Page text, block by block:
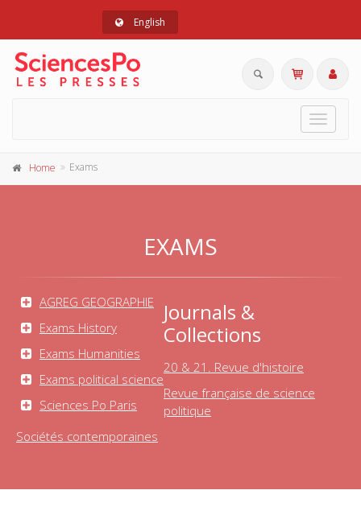
English
Toggle
Home Exams
EXAMS
AGREG GEOGRAPHIE
Exams History
Exams Humanities
Exams political science
Sciences Po Paris
Journals &
Collections
20 & 21. Revue d'histoire
Revue française de science
politique
Sociétés contemporaines